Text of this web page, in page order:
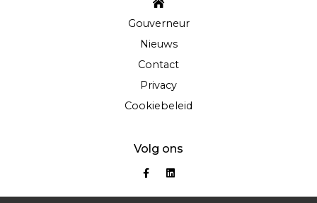
Gouverneur
Nieuws
Contact
Privacy
Cookiebeleid
Volg ons